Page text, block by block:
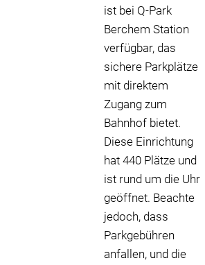
ist bei Q-Park
Berchem Station
verfügbar, das
sichere Parkplätze
mit direktem
Zugang zum
Bahnhof bietet.
Diese Einrichtung
hat 440 Plätze und
ist rund um die Uhr
geöffnet. Beachte
jedoch, dass
Parkgebühren
anfallen, und die